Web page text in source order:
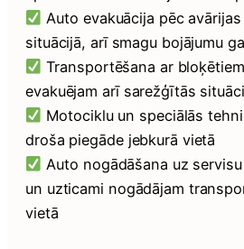
Auto evakuācija pēc
situācijā, arī smagu bojājumu
Transportēšana ar
evakuējam arī sarežģītās
Motociklu un speciālās
droša piegāde jebkurā vietā
Auto nogādāšana uz
un uzticami nogādājam
vietā